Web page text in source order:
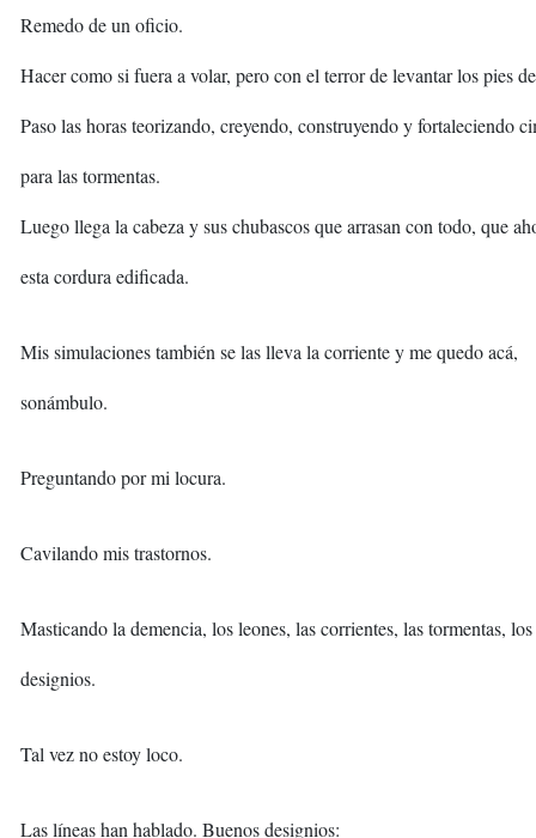
Remedo de un oficio.
Hacer como si fuera a volar, pero con el terror de levantar los pies
Paso las horas teorizando, creyendo, construyendo y fortaleciendo
para las tormentas.
Luego llega la cabeza y sus chubascos que arrasan con todo, que
esta cordura edificada.
Mis simulaciones también se las lleva la corriente y me quedo acá,
sonámbulo.
Preguntando por mi locura.
Cavilando mis trastornos.
Masticando la demencia, los leones, las corrientes, las tormentas, los
designios.
Tal vez no estoy loco.
Las líneas han hablado. Buenos designios: